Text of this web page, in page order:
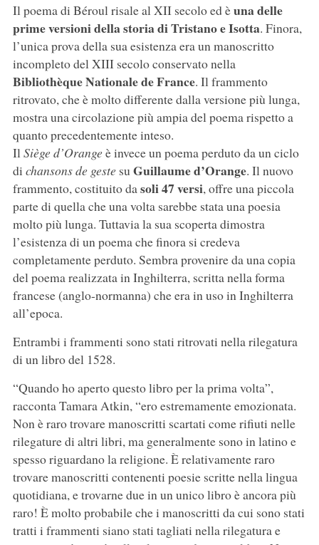
Il poema di Béroul risale al XII secolo ed èuna delle
prime versioni della storia di Tristano e Isotta. Finora,
l’unica prova della sua esistenza era un manoscritto
incompleto del XIII secolo conservato nella
Bibliothèque Nationale de France. Il frammento
ritrovato, che è molto differente dalla versione più lunga,
mostra una circolazione più ampia del poema rispetto a
quanto precedentemente inteso.
IlSiège d’Orangeè invece un poema perduto da un ciclo
di chansons de gestesuGuillaume d’Orange. Il nuovo
frammento, costituito dasoli 47 versi, offre una piccola
parte di quella che una volta sarebbe stata una poesia
molto più lunga. Tuttavia la sua scoperta dimostra
l’esistenza di un poema che finora si credeva
completamente perduto. Sembra provenire da una copia
del poema realizzata in Inghilterra, scritta nella forma
francese (anglo-normanna) che era in uso in Inghilterra
all’epoca.
Entrambi i frammenti sono stati ritrovati nella rilegatura
di un libro del 1528.
“Quando ho aperto questo libro per la prima volta”,
racconta Tamara Atkin, “ero estremamente emozionata.
Non è raro trovare manoscritti scartati come rifiuti nelle
rilegature di altri libri, ma generalmente sono in latino e
spesso riguardano la religione. È relativamente raro
trovare manoscritti contenenti poesie scritte nella lingua
quotidiana, e trovarne due in un unico libro è ancora più
raro! È molto probabile che i manoscritti da cui sono stati
tratti i frammenti siano stati tagliati nella rilegatura e